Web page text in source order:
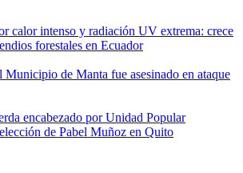
calor intenso y radiación UV extrema: crece
forestales en Ecuador
Municipio de Manta fue asesinado en ataque
encabezado por Unidad Popular
de Pabel Muñoz en Quito